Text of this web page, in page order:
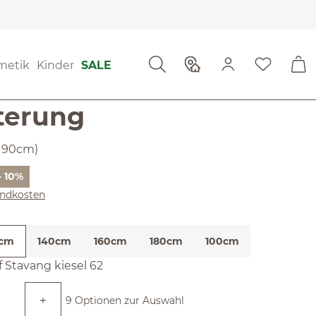
Kinder SALE
10%
140cm 160cm 180cm 100cm
Stavang kiesel 62
9 Optionen zur Auswahl